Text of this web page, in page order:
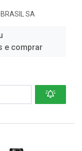
SA
e comprar